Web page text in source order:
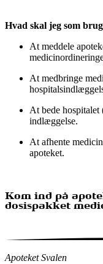
Hvad skal jeg som
At meddele
At medbringe
At bede
ind­læggelse.
At afhente
apoteket.
Kom ind på
dosispakket
Apoteket Svalen